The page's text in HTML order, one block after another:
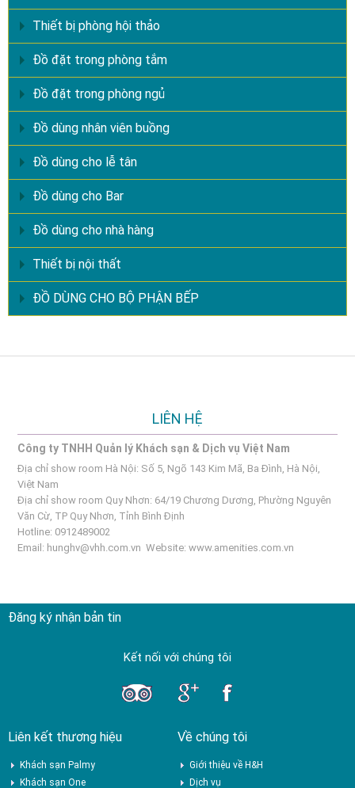
Thiết bị phòng hội thảo
Đồ đặt trong phòng tắm
Đồ đặt trong phòng ngủ
Đồ dùng nhân viên buồng
Đồ dùng cho lễ tân
Đồ dùng cho Bar
Đồ dùng cho nhà hàng
Thiết bị nội thất
ĐỒ DÙNG CHO BỘ PHẬN BẾP
LIÊN HỆ
Công ty TNHH Quản lý Khách sạn & Dịch vụ Việt Nam
Địa chỉ show room Hà Nội: Số 5, Ngõ 143 Kim Mã, Ba Đình, Hà Nội,
Việt Nam
Địa chỉ show room Quy Nhơn: 64/19 Chương Dương, Phường Nguyên
Văn Cừ, TP Quy Nhơn, Tỉnh Bình Định
Hotline: 0912489002
Email: hunghv@vhh.com.vn Website:www.amenities.com.vn
Đăng ký nhận bản tin
Kết nối với chúng tôi
Liên kết thương hiệu
Khách sạn Palmy
Khách sạn One
Về chúng tôi
Giới thiệu về H&H
Dịch vụ